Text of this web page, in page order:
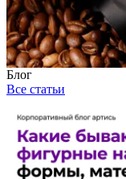
Блог
Все статьи